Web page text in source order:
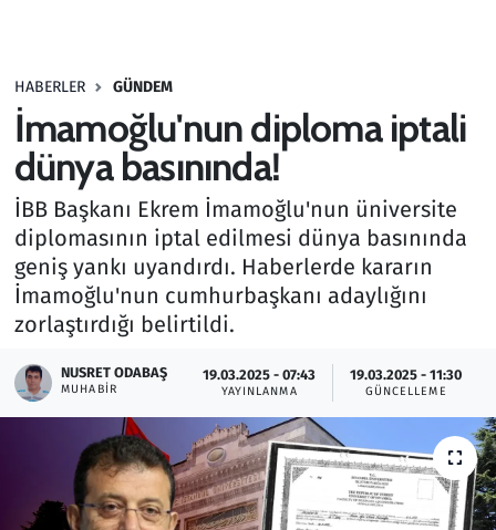
HABERLER GÜNDEM
İmamoğlu'nun diploma iptali
dünya basınında!
İBB Başkanı Ekrem İmamoğlu'nun üniversite
diplomasının iptal edilmesi dünya basınında
geniş yankı uyandırdı. Haberlerde kararın
İmamoğlu'nun cumhurbaşkanı adaylığını
zorlaştırdığı belirtildi.
NUSRET ODABAŞ
MUHABIR
19.03.2025 - 07:43
YAYINLANMA
19.03.2025 - 11:30
GÜNCELLEME
Haber
Kültür Sanat
Kurumsal Haberler
Lezzet Durağı
Memur ve Kamu
Otomobil
Oyun
Ramazan